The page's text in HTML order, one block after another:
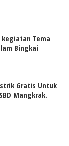
kegiatan Tema
Bingkai
Gratis Untuk
Mangkrak.